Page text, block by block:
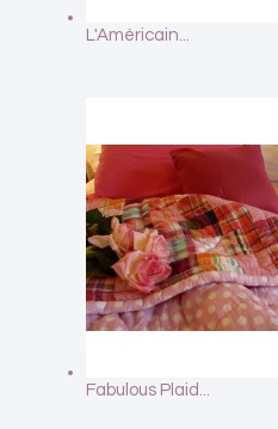
L'Américain...
Fabulous Plaid...